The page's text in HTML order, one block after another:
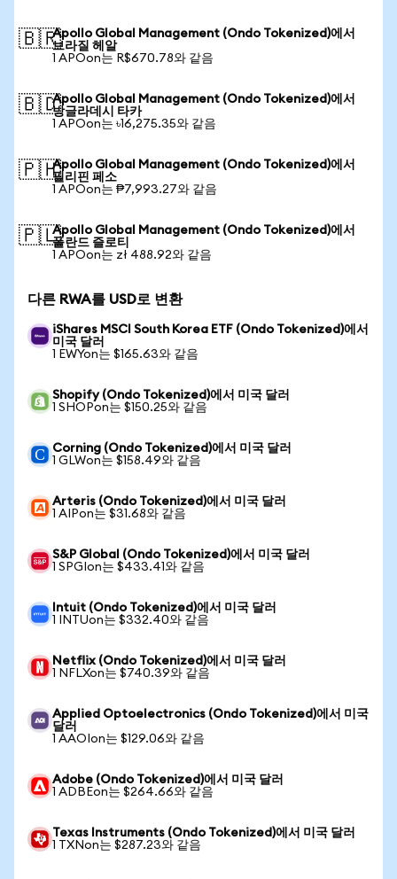
🇧🇷Apollo Global Management (Ondo Tokenized)에서
브라질 헤알
1 APOon는 R$670.78와 같음
🇧🇩Apollo Global Management (Ondo Tokenized)에서
방글라데시 타카
1 APOon는 ৳16,275.35와 같음
🇵🇭Apollo Global Management (Ondo Tokenized)에서
필리핀 페소
1 APOon는 ₱7,993.27와 같음
🇵🇱Apollo Global Management (Ondo Tokenized)에서
폴란드 즐로티
1 APOon는 zł 488.92와 같음
다른 RWA를 USD로 변환
iShares MSCI South Korea ETF (Ondo Tokenized)에서
미국 달러
1 EWYon는 $165.63와 같음
Shopify (Ondo Tokenized)에서 미국 달러
1 SHOPon는 $150.25와 같음
Corning (Ondo Tokenized)에서 미국 달러
1 GLWon는 $158.49와 같음
Arteris (Ondo Tokenized)에서 미국 달러
1 AIPon는 $31.68와 같음
S&P Global (Ondo Tokenized)에서 미국 달러
1 SPGIon는 $433.41와 같음
Intuit (Ondo Tokenized)에서 미국 달러
1 INTUon는 $332.40와 같음
Netflix (Ondo Tokenized)에서 미국 달러
1 NFLXon는 $740.39와 같음
Applied Optoelectronics (Ondo Tokenized)에서 미국
달러
1 AAOIon는 $129.06와 같음
Adobe (Ondo Tokenized)에서 미국 달러
1 ADBEon는 $264.66와 같음
Texas Instruments (Ondo Tokenized)에서 미국 달러
1 TXNon는 $287.23와 같음